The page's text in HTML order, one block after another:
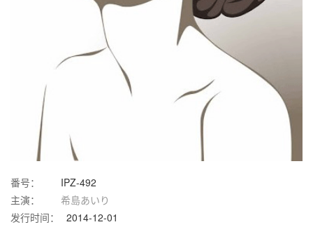
番号：
IPZ-492
主演：
希島あいり
发行时间：
2014-12-01